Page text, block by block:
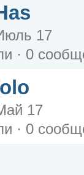
17
· 0
17
· 0